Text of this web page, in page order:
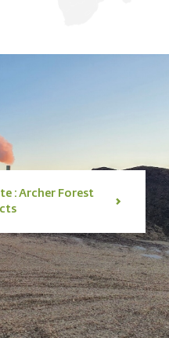
: Archer Forest